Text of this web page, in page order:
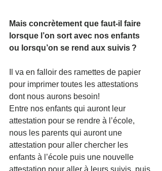
Mais concrètement que faut-il faire
lorsque l’on sort avec nos enfants
ou lorsqu’on se rend aux suivis ?
Il va en falloir des ramettes de papier
pour imprimer toutes les attestations
dont nous aurons besoin!
Entre nos enfants qui auront leur
attestation pour se rendre à l’école,
nous les parents qui auront une
attestation pour aller chercher les
enfants à l’école puis une nouvelle